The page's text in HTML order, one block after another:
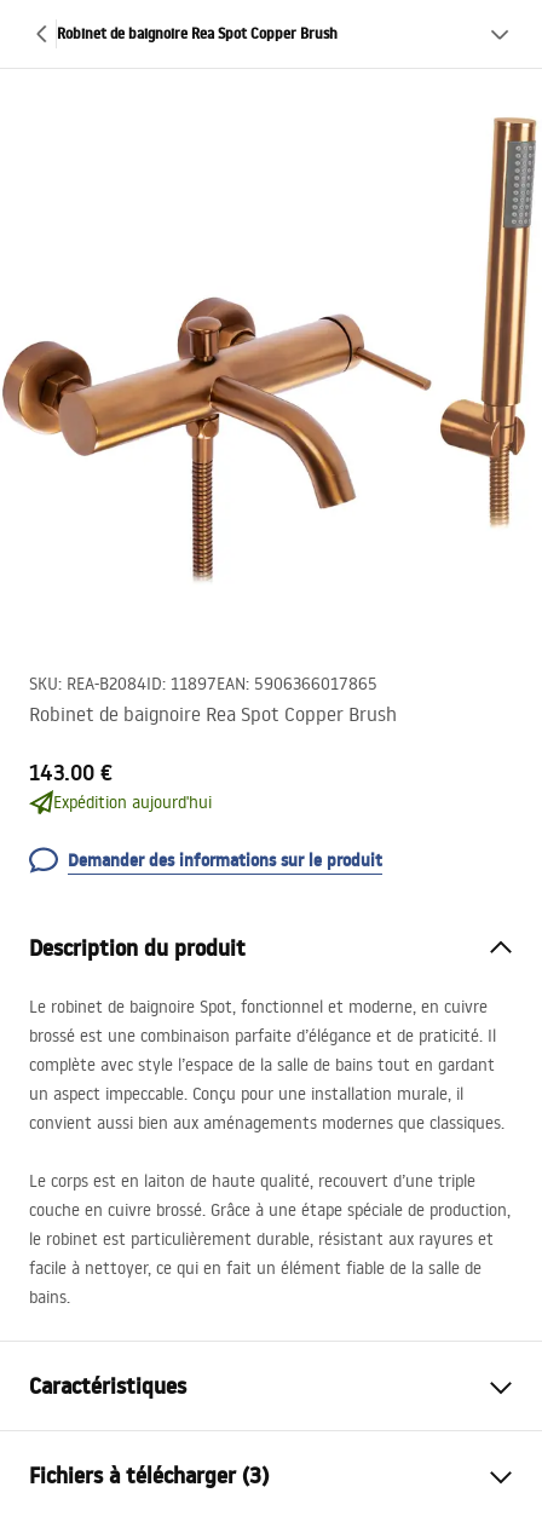
Robinet de baignoire Rea Spot Copper Brush
SKU: REA-B2084ID: 11897EAN: 5906366017865
Robinet de baignoire Rea Spot Copper Brush
143.00 €
Expédition aujourd'hui
Demander des informations sur le produit
Description du produit
Le robinet de baignoire Spot, fonctionnel et moderne, en cuivre
brossé est une combinaison parfaite d’élégance et de praticité. Il
complète avec style l’espace de la salle de bains tout en gardant
un aspect impeccable. Conçu pour une installation murale, il
convient aussi bien aux aménagements modernes que classiques.
Le corps est en laiton de haute qualité, recouvert d’une triple
couche en cuivre brossé. Grâce à une étape spéciale de production,
le robinet est particulièrement durable, résistant aux rayures et
facile à nettoyer, ce qui en fait un élément fiable de la salle de
bains.
Caractéristiques
Méthode de montage
Fichiers à télécharger (3)